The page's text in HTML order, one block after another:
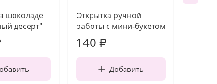
шоколаде
десерт"
Открытка ручной
работы с мини-букетом
140 ₽
Добавить